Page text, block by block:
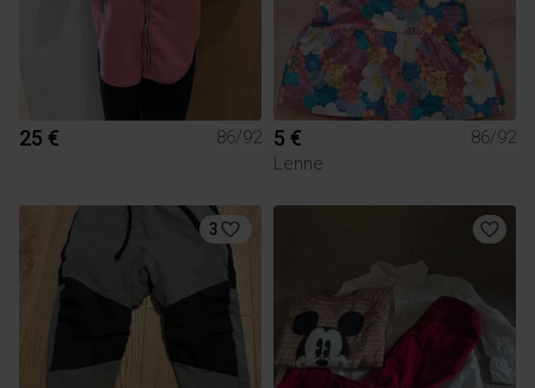
25 € 86/92 5 €
86/92
Lenne
3